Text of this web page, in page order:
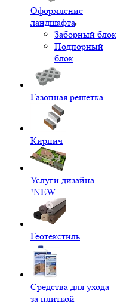
Оформление
ландшафта
Заборный блок
Подпорный
блок
Газонная решетка
Кирпич
Услуги дизайна
!NEW
Геотекстиль
Средства для ухода
за плиткой